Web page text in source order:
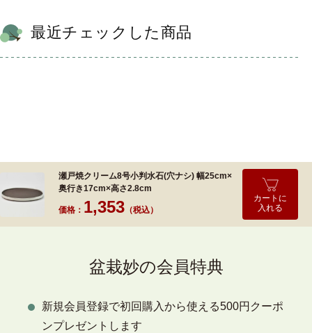
最近チェックした商品
瀬戸焼クリーム8号小判水石(穴ナシ) 幅25cm×
奥行き17cm×高さ2.8cm
価格： 1,353 （税込）
カートに
入れる
盆栽妙の会員特典
新規会員登録で初回購入から使える500円クーポ
ンプレゼントします